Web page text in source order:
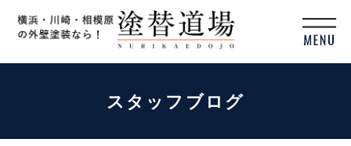
スタッフブログ